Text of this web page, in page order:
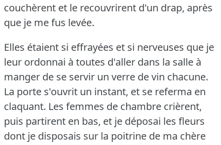
couchèrent et le recouvrirent d'un drap, après
que je me fus levée.
Elles étaient si effrayées et si nerveuses que je
leur ordonnai à toutes d'aller dans la salle à
manger de se servir un verre de vin chacune.
La porte s'ouvrit un instant, et se referma en
claquant. Les femmes de chambre crièrent,
puis partirent en bas, et je déposai les fleurs
dont je disposais sur la poitrine de ma chère